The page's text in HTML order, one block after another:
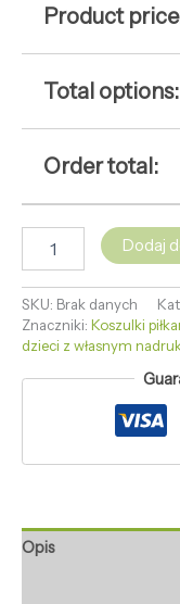
Product
Total options:
Order total:
Dodaj
SKU: Brak danych
Znaczniki: Koszulki
dzieci z własnym
Opis